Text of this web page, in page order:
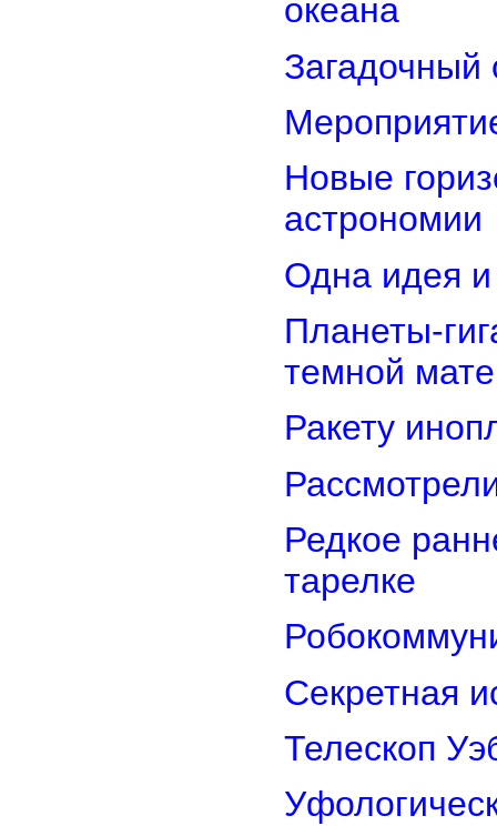
океана
Загадочный
Новые
астрономии
Одна идея и
Планеты-
темной
Ракету
Редкое
тарелке
Секретная
Телескоп